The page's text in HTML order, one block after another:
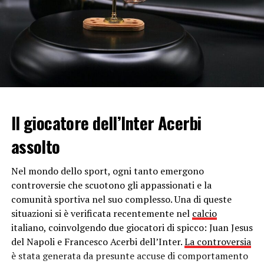
costringendola a smettere di produrre deossinucleotidi, i
“mattoni” del Dna, per farle produrre i ribonucleotidi
ovvero i “mattoni” che servono a sintetizzare l’Rna della
cellula e, soprattutto, quello del virus. È proprio questa
alterazione del processo cellulare operata dal virus a
proprio vantaggio a consentire l’esplosiva replicazione
Tavella, entrambi dell’
Ifom.
In sostanza, quindi, il virus sfrutta i
c’è lacarenza di deossinucleotidi a cui si aggiunge il
blocco della riparazione delle cellule, causato
sempre dalCovid. Questi processi hanno effetti terribili
sulla cellula che“non riesce più a replicare
adeguatamente il proprio Dna e accumula danni nel
proprio genoma”.
Il giocatore dell’Inter Acerbi
assolto
Nel mondo dello sport, ogni tanto emergono
controversie che scuotono gli appassionati e la
comunità sportiva nel suo complesso. Una di queste
situazioni si è verificata recentemente nel calcio
italiano, coinvolgendo due giocatori di spicco: Juan Jesus
del Napoli e Francesco Acerbi dell’Inter.La controversia
è stata generata da presunte accuse di comportamento